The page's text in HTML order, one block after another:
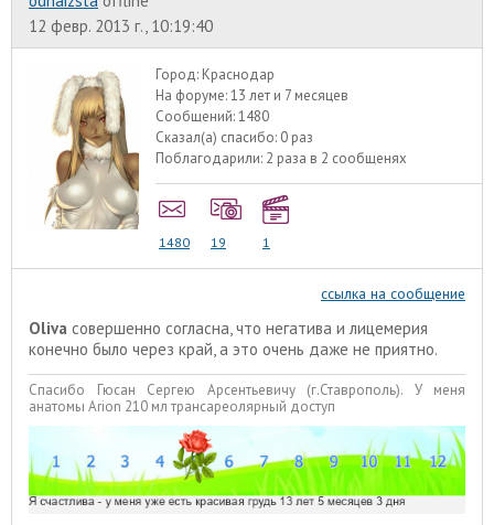
12 февр. 2013 г., 10:19:40
Город: Краснодар
На форуме:13 лет и 7 месяцев
Сообщений:1480
Сказал(а) спасибо: 0 раз
Поблагодарили: 2 раза в 2 сообщенях
1480 19 1
ссылка на сообщение
Oliva совершенно согласна, что негатива и лицемерия
конечно было через край, а это очень даже не приятно.
Спасибо Гюсан Сергею Арсентьевичу (г.Ставрополь). У меня
анатомы Arion 210 мл трансареолярный доступ